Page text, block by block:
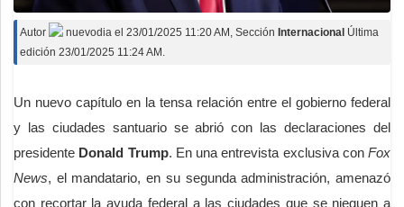
Autor nuevodia el 23/01/2025 11:20 AM , Sección Internacional Última
edición 23/01/2025 11:24 AM.
Un nuevo capítulo en la tensa relación entre el gobierno federal
y las ciudades santuario se abrió con las declaraciones del
presidente Donald Trump. En una entrevista exclusiva con Fox
News, el mandatario, en su segunda administración, amenazó
con recortar la ayuda federal a las ciudades que se nieguen a